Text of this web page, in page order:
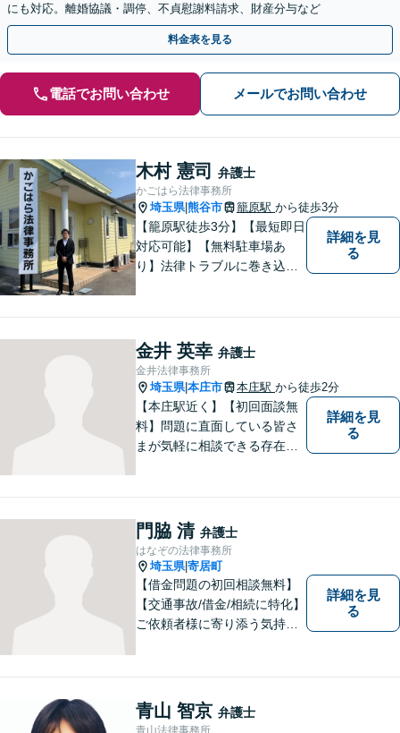
にも対応。離婚協議・調停、不貞慰謝料請求、財産分与など
料金表を見る
電話でお問い合わせ メールでお問い合わせ
木村 憲司 弁護士
かごはら法律事務所
埼玉県|熊谷市 籠原駅 から徒歩3分
【籠原駅徒歩3分】【最短即日
対応可能】【無料駐車場あ
り】法律トラブルに巻き込ま
解決の鍵です。お困りごとが
ございましたら、お気軽にご
相談ください。
詳細を見
る
金井 英幸 弁護士
金井法律事務所
埼玉県|本庄市 本庄駅 から徒歩2分
【本庄駅近く】【初回面談無
料】問題に直面している皆さ
まが気軽に相談できる存在に
／休日対応可能】公平・公正
な立場から、事件の見通しを
正確に伝えます。お気軽にご
相談ください。
詳細を見
る
門脇 清 弁護士
はなぞの法律事務所
埼玉県|寄居町
【借金問題の初回相談無料】
【交通事故/借金/相続に特化】
ご依頼者様に寄り添う気持ち
など一般民事から刑事事件、
顧問契約まで幅広い分野に対
応しております。
詳細を見
る
青山 智京 弁護士
青山法律事務所